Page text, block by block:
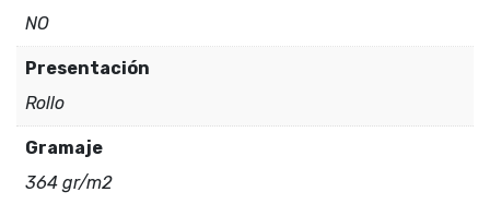
NO
Presentación
Rollo
Gramaje
364 gr/m2